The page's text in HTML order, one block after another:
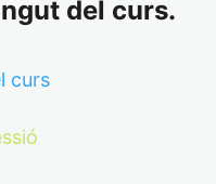
del curs.
curs